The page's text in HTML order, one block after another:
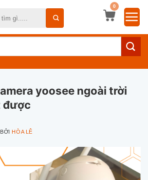
0
yoosee ngoài trời
được
BỞIHÒA LÊ